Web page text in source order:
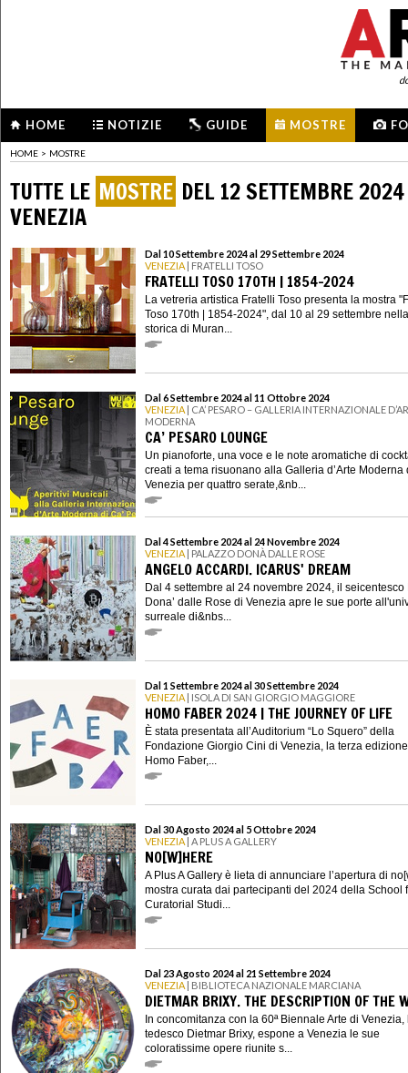
HOME NOTIZIE GUIDE MOSTRE
HOME > MOSTRE
TUTTE LE MOSTRE DEL 12 SETTEMBRE
VENEZIA
Dal 10 Settembre 2024 al 29 Settembre 2024
VENEZIA | FRATELLI TOSO
FRATELLI TOSO 170TH | 1854-2024
La vetreria artistica Fratelli Toso presenta la mostra
Toso 170th | 1854-2024", dal 10 al 29 settembre
storica di Muran...
Dal 6 Settembre 2024 al 11 Ottobre 2024
VENEZIA | CA’ PESARO – GALLERIA INTERNAZIONALE
MODERNA
CA’ PESARO LOUNGE
Un pianoforte, una voce e le note aromatiche di
creati a tema risuonano alla Galleria d’Arte Moderna
Venezia per quattro serate,&nb...
Dal 4 Settembre 2024 al 24 Novembre 2024
VENEZIA | PALAZZO DONÀ DALLE ROSE
ANGELO ACCARDI. ICARUS' DREAM
Dal 4 settembre al 24 novembre 2024, il seicentesco
Dona’ dalle Rose di Venezia apre le sue porte
surreale di&nbs...
Dal 1 Settembre 2024 al 30 Settembre 2024
VENEZIA | ISOLA DI SAN GIORGIO MAGGIORE
HOMO FABER 2024 | THE JOURNEY OF LIFE
È stata presentata all’Auditorium “Lo Squero” della
Fondazione Giorgio Cini di Venezia, la terza
Homo Faber,...
Dal 30 Agosto 2024 al 5 Ottobre 2024
VENEZIA | A PLUS A GALLERY
NO[W]HERE
A Plus A Gallery è lieta di annunciare l’apertura di
mostra curata dai partecipanti del 2024 della School
Curatorial Studi...
Dal 23 Agosto 2024 al 21 Settembre 2024
VENEZIA | BIBLIOTECA NAZIONALE MARCIANA
DIETMAR BRIXY. THE DESCRIPTION OF THE
In concomitanza con la 60ª Biennale Arte di Venezia,
tedesco Dietmar Brixy, espone a Venezia le sue
coloratissime opere riunite s...